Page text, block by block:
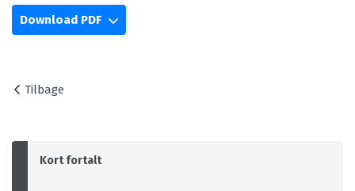
Download PDF
Tilbage
Kort fortalt